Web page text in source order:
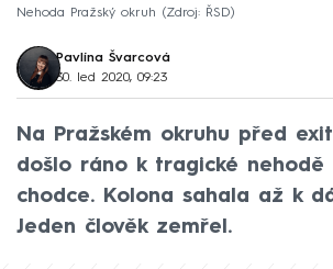
Nehoda Pražský okruh Zdroj: ŘSD
Pavlína Švarcová
30. led 2020, 09:23
Na Pražském okruhu před
došlo ráno k tragické nehodě
chodce. Kolona sahala až k
Jeden člověk zemřel.